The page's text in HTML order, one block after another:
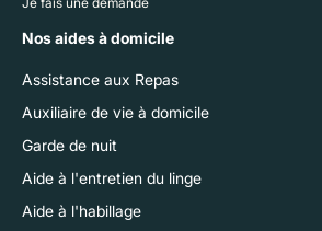
Nos aides à domicile
Assistance aux Repas
Auxiliaire de vie à domicile
Garde de nuit
Aide à l'entretien du linge
Aide à l'habillage